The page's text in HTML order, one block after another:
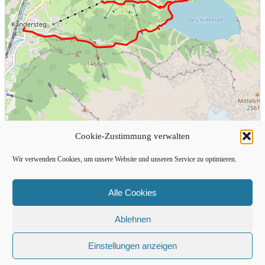
Cookie-Zustimmung verwalten
Wir verwenden Cookies, um unsere Website und unseren Service zu optimieren.
Alle Cookies
Ablehnen
Einstellungen anzeigen
1 km